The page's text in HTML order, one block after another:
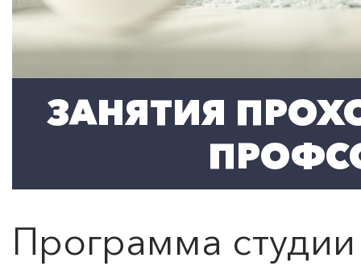
ЗАНЯТИЯ
Программа